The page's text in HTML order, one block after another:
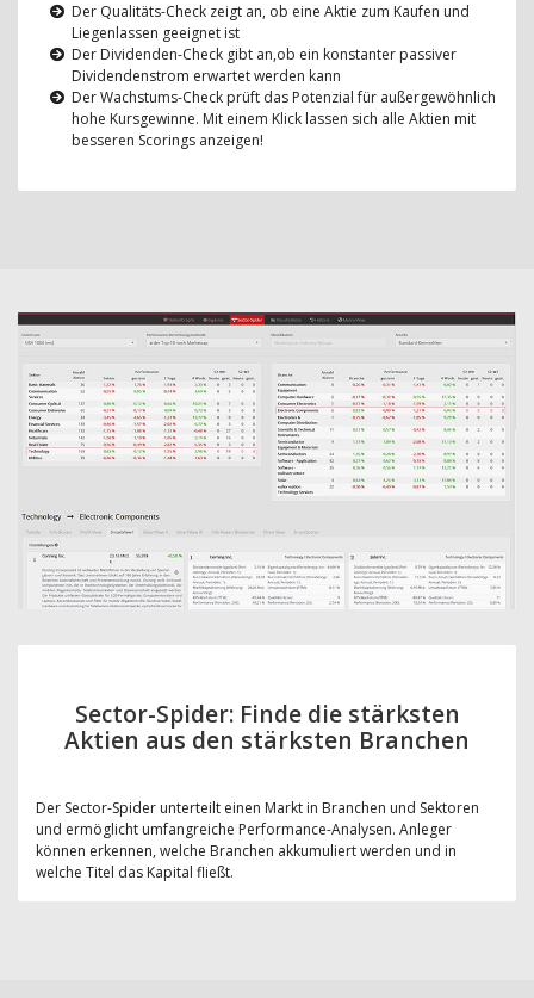
Der Qualitäts-Check zeigt an, ob eine Aktie zum Kaufen und
Liegenlassen geeignet ist
Der Dividenden-Check gibt an,ob ein konstanter passiver
Dividendenstrom erwartet werden kann
Der Wachstums-Check prüft das Potenzial für außergewöhnlich
hohe Kursgewinne. Mit einem Klick lassen sich alle Aktien mit
besseren Scorings anzeigen!
Sector-Spider: Finde die stärksten
Aktien aus den stärksten Branchen
Der Sector-Spider unterteilt einen Markt in Branchen und Sektoren
und ermöglicht umfangreiche Performance-Analysen. Anleger
können erkennen, welche Branchen akkumuliert werden und in
welche Titel das Kapital fließt.